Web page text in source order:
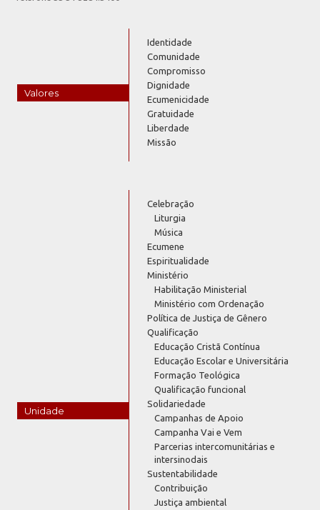
Valores
Identidade
Comunidade
Compromisso
Dignidade
Ecumenicidade
Gratuidade
Liberdade
Missão
Unidade
Celebração
Liturgia
Música
Ecumene
Espiritualidade
Ministério
Habilitação Ministerial
Ministério com Ordenação
Política de Justiça de Gênero
Qualificação
Educação Cristã Contínua
Educação Escolar e Universitária
Formação Teológica
Qualificação funcional
Solidariedade
Campanhas de Apoio
Campanha Vai e Vem
Parcerias intercomunitárias e
intersinodais
Sustentabilidade
Contribuição
Justiça ambiental